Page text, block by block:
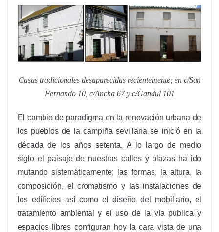
Casas tradicionales desaparecidas recientemente; en c/San
Fernando 10, c/Ancha 67 y c/Gandul 101
El cambio de paradigma en la renovación urbana de
los pueblos de la campiña sevillana se inició en la
década de los años setenta. A lo largo de medio
siglo el paisaje de nuestras calles y plazas ha ido
mutando sistemáticamente; las formas, la altura, la
composición, el cromatismo y las instalaciones de
los edificios así como el diseño del mobiliario, el
tratamiento ambiental y el uso de la vía pública y
espacios libres configuran hoy la cara vista de una